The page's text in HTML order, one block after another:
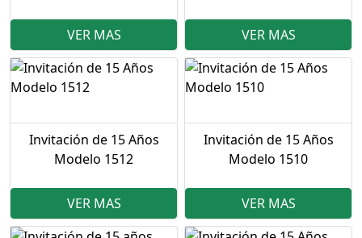
VER MAS VER MAS
Invitación de 15 Años
Modelo 1512
VER MAS
Invitación de 15 Años
Modelo 1510
VER MAS